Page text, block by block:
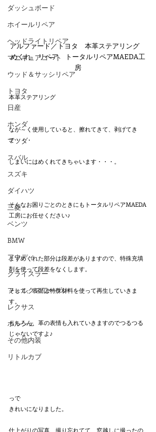
ダッシュボード
ホイールリペア
ヘッドライトリペア
マニキュアコート
ウッド＆サッシリペア
トヨタ
日産
ホンダ
マツダ
スバル
スズキ
ダイハツ
三菱
ベンツ
BMW
アウディ
クライスラー
フォルクスワーゲン
レクサス
ポルシェ
その他内装
リトルカブ
アルファード／トヨタ　本革ステアリング
めくれ　リペア　トータルリペアMAEDA工
房
本革ステアリング
なが～く使用していると、擦れてきて、剥げてき
て・・・
しまいにはめくれてきちゃいます・・・。
そんなお困りごとのときにもトータルリペアMAEDA
工房にお任せください♪
まずめくれた部分は段差がありますので、特殊充填
剤を使って段差をなくします。
そして、表面は特殊材料を使って再生していきま
す。
もちろん、革の表情も入れていきますのでつるつる
じゃないですよ♪
っで
きれいになりました。
仕上がりの写真、撮り忘れてて、窓越しに撮ったの